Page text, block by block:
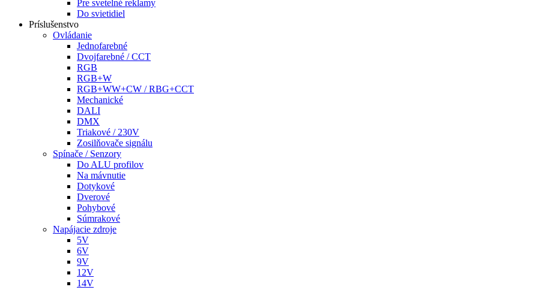
Pre svetelné reklamy
Do svietidiel
Príslušenstvo
Ovládanie
Jednofarebné
Dvojfarebné / CCT
RGB
RGB+W
RGB+WW+CW / RBG+CCT
Mechanické
DALI
DMX
Triakové / 230V
Zosilňovače signálu
Spínače / Senzory
Do ALU profilov
Na mávnutie
Dotykové
Dverové
Pohybové
Súmrakové
Napájacie zdroje
5V
6V
9V
12V
14V